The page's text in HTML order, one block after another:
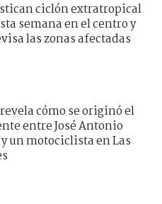
ciclón extratropical
semana en el centro y
las zonas afectadas
cómo se originó el
entre José Antonio
un motociclista en Las